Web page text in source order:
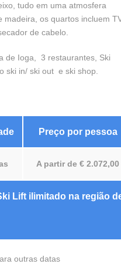
tudo em uma atmosfera
madeira, os quartos incluem
de cabelo.
de Ioga, 3 restaurantes, Ski
ski in/ ski out e ski shop.
Preço por pessoa
A partir de € 2.072,00
Lift ilimitado na região
outras datas